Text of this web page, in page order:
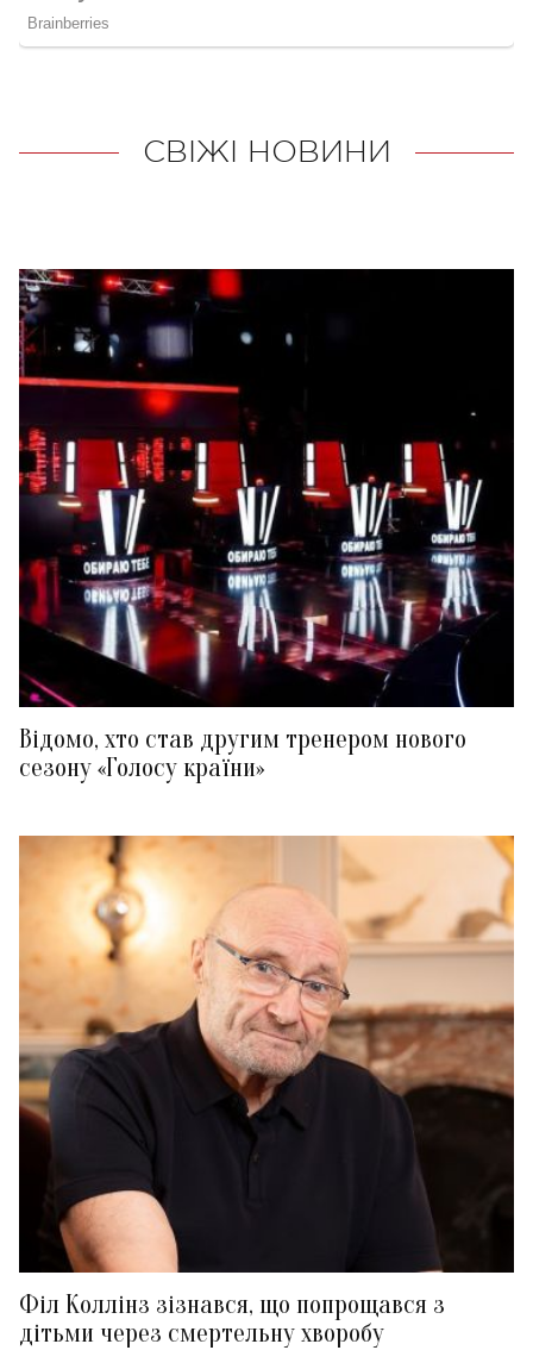
СВІЖІ НОВИНИ
Відомо, хто став другим тренером нового
сезону «Голосу країни»
Філ Коллінз зізнався, що попрощався з
дітьми через смертельну хворобу